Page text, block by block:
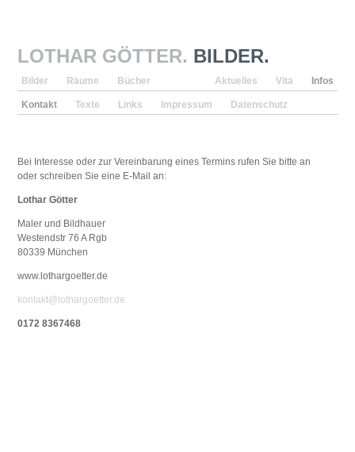
LOTHAR GÖTTER. BILDER.
Bilder Räume Bücher Aktuelles Vita Infos
Kontakt Texte Links Impressum Datenschutz
Bei Interesse oder zur Vereinbarung eines Termins rufen Sie bitte an
oder schreiben Sie eine E-Mail an:
Lothar Götter
Maler und Bildhauer
Westendstr 76 A Rgb
80339 München
www.lothargoetter.de
kontakt@lothargoetter.de
0172 8367468